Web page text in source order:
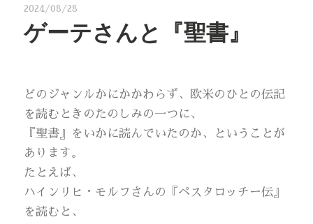
2024/08/28
ゲーテさんと『聖書』
どのジャンルかにかかわらず、欧米のひとの伝記
を読むときのたのしみの一つに、
『聖書』をいかに読んでいたのか、ということが
あります。
たとえば、
ハインリヒ・モルフさんの『ペスタロッチー伝』
を読むと、